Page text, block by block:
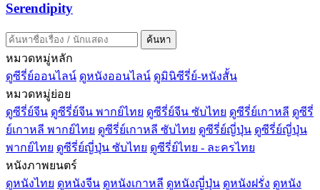
Serendipity
ค้นหา
หมวดหมู่หลัก
ดูซีรี่ย์ออนไลน์ ดูหนังออนไลน์ ดูมินิซีรี่ย์-หนังสั้น
หมวดหมู่ย่อย
ดูซีรี่ย์จีน ดูซีรี่ย์จีน พากย์ไทย ดูซีรี่ย์จีน ซับไทย ดูซีรี่ย์เกาหลี ดูซีรี่
ย์เกาหลี พากย์ไทย ดูซีรี่ย์เกาหลี ซับไทย ดูซีรี่ย์ญี่ปุ่น ดูซีรี่ย์ญี่ปุ่น
พากย์ไทย ดูซีรี่ย์ญี่ปุ่น ซับไทย ดูซีรี่ย์ไทย - ละครไทย
หนังภาพยนตร์
ดูหนังไทย ดูหนังจีน ดูหนังเกาหลี ดูหนังญี่ปุ่น ดูหนังฝรั่ง ดูหนัง